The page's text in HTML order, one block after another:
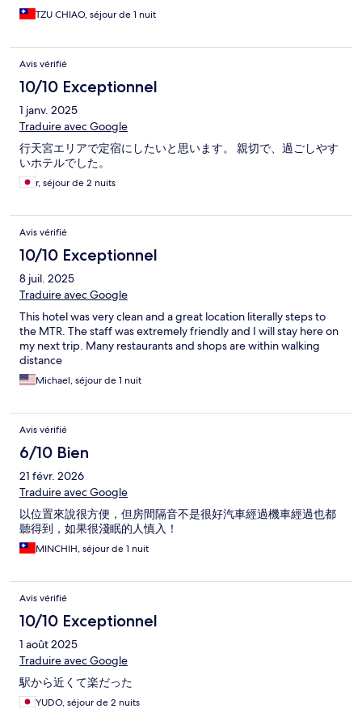
TZU CHIAO, séjour de 1 nuit
Avis vérifié
10/10 Exceptionnel
1 janv. 2025
Traduire avec Google
行天宮エリアで定宿にしたいと思います。 親切で、過ごしやす
いホテルでした。
r, séjour de 2 nuits
Avis vérifié
10/10 Exceptionnel
8 juil. 2025
Traduire avec Google
This hotel was very clean and a great location literally steps to
the MTR. The staff was extremely friendly and I will stay here on
my next trip. Many restaurants and shops are within walking
distance
Michael, séjour de 1 nuit
Avis vérifié
6/10 Bien
21 févr. 2026
Traduire avec Google
以位置來說很方便，但房間隔音不是很好汽車經過機車經過也都
聽得到，如果很淺眠的人慎入！
MINCHIH, séjour de 1 nuit
Avis vérifié
10/10 Exceptionnel
1 août 2025
Traduire avec Google
駅から近くて楽だった
YUDO, séjour de 2 nuits